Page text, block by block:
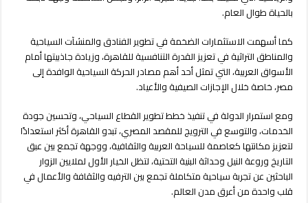
بالحياة طوال العام.
كما أسهمت الاستثمارات الضخمة في تطوير الفنادق والمنشآت السياحية
والمناطق التراثية في تعزيز القدرة التنافسية للقاهرة، وزيادة جاذبيتها أمام
الأسواق العربية، التي تمثل أحد أهم مصادر الحركة السياحية الوافدة إلى
مصر، خاصة خلال الإجازات الصيفية والأعياد.
ومع استمرار الدولة في تنفيذ خطط تطوير القطاع السياحي، وتحسين جودة
الخدمات، والتوسع في الترويج للمقصد المصري، تبدو القاهرة أكثر استعدادًا
لتعزيز مكانتها كعاصمة للسياحة العربية والثقافية، ووجهة تجمع بين عبق
التاريخ وروعة النيل وحداثة البنية التحتية، لتظل الخيار الأول لملايين الزوار
الباحثين عن تجربة سياحية متكاملة تجمع بين الترفيه والثقافة والأعمال في
قلب واحدة من أعرق مدن العالم.